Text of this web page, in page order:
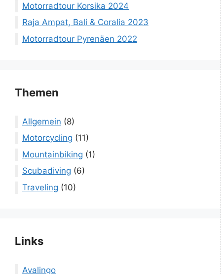
Motorradtour Korsika 2024
Raja Ampat, Bali & Coralia 2023
Motorradtour Pyrenäen 2022
Themen
Allgemein (8)
Motorcycling (11)
Mountainbiking (1)
Scubadiving (6)
Traveling (10)
Links
Avalingo